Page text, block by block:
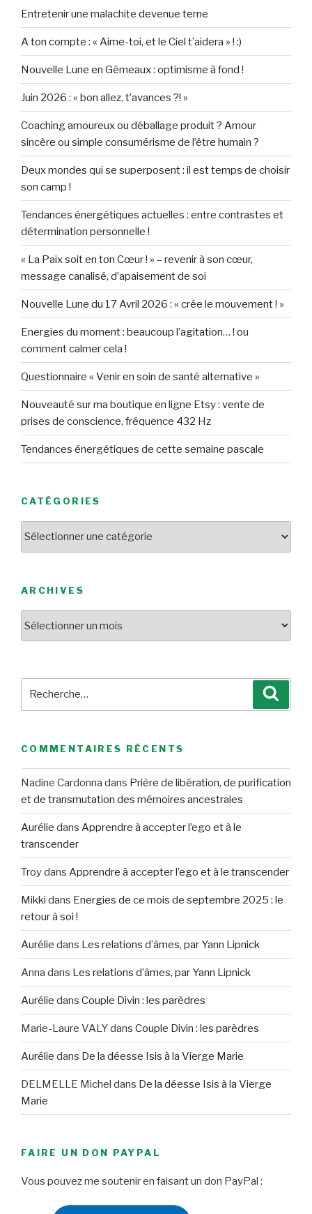
Entretenir une malachite devenue terne
A ton compte : « Aime-toi, et le Ciel t’aidera » ! :)
Nouvelle Lune en Gémeaux : optimisme à fond !
Juin 2026 : « bon allez, t’avances ?! »
Coaching amoureux ou déballage produit ? Amour
sincère ou simple consumérisme de l’être humain ?
Deux mondes qui se superposent : il est temps de choisir
son camp !
Tendances énergétiques actuelles : entre contrastes et
détermination personnelle !
« La Paix soit en ton Cœur ! » – revenir à son cœur,
message canalisé, d’apaisement de soi
Nouvelle Lune du 17 Avril 2026 : « crée le mouvement ! »
Energies du moment : beaucoup l’agitation… ! ou
comment calmer cela !
Questionnaire « Venir en soin de santé alternative »
Nouveauté sur ma boutique en ligne Etsy : vente de
prises de conscience, fréquence 432 Hz
Tendances énergétiques de cette semaine pascale
CATÉGORIES
ARCHIVES
COMMENTAIRES RÉCENTS
Nadine Cardonna dans Prière de libération, de purification
et de transmutation des mémoires ancestrales
Aurélie dans Apprendre à accepter l’ego et à le
transcender
Troydans Apprendre à accepter l’ego et à le transcender
Mikki dans Energies de ce mois de septembre 2025 : le
retour à soi !
Aurélie dans Les relations d’âmes, par Yann Lipnick
Anna dans Les relations d’âmes, par Yann Lipnick
Aurélie dans Couple Divin : les parèdres
Marie-Laure VALYdans Couple Divin : les parèdres
Aurélie dans De la déesse Isis à la Vierge Marie
DELMELLE Michel dans De la déesse Isis à la Vierge
Marie
FAIRE UN DON PAYPAL
Vous pouvez me soutenir en faisant un don PayPal :